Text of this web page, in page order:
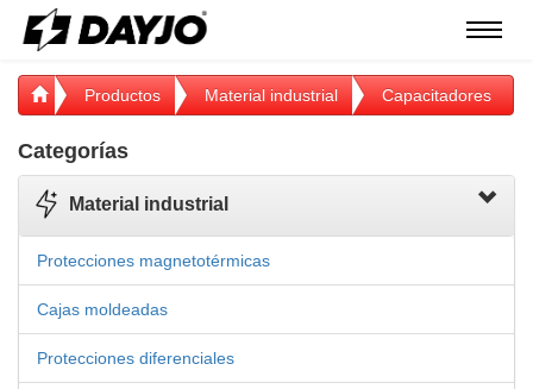
Menú
Productos Material industrial Capacitadores
Categorías
Material industrial
Protecciones magnetotérmicas
Cajas moldeadas
Protecciones diferenciales